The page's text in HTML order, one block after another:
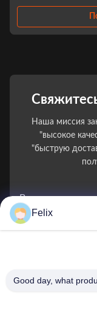
Наша миссия
"высокое
"быструю
Ваше имя
Электронная
Felix
Good day, what